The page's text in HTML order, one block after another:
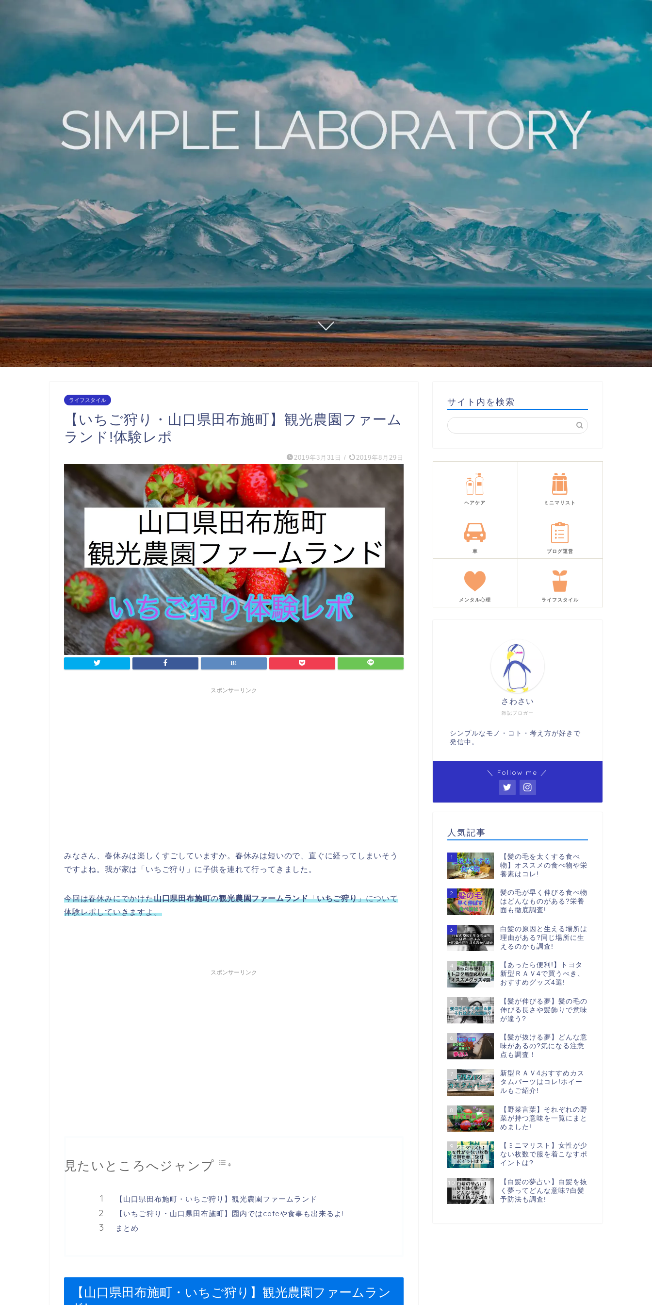
ライフスタイル
【いちご狩り・山口県田布施町】観光農園ファーム
ランド!体験レポ
2019年3月31日 / 2019年8月29日
スポンサーリンク
みなさん、春休みは楽しくすごしていますか。春休みは短いので、直ぐに経ってしまいそう
ですよね。我が家は「いちご狩り」に子供を連れて行ってきました。
今回は春休みにでかけた山口県田布施町の観光農園ファームランド「いちご狩り」について
体験レポしていきますよ。
スポンサーリンク
見たいところへジャンプ
【山口県田布施町・いちご狩り】観光農園ファームランド!
【いちご狩り・山口県田布施町】園内ではcafeや食事も出来るよ!
まとめ
【山口県田布施町・いちご狩り】観光農園ファームラン
サイト内を検索
ヘアケア ミニマリスト
車 ブログ運営
メンタル心理 ライフスタイル
雑記ブロガー
さわさい
シンプルなモノ・コト・考え方が好きで
発信中。
＼ Follow me ／
人気記事
1
【髪の毛を太くする食べ
物】オススメの食べ物や栄
養素はコレ!
2
髪の毛が早く伸びる食べ物
はどんなものがある?栄養
面も徹底調査!
3
白髪の原因と生える場所は
理由がある?同じ場所に生
えるのかも調査!
4
【あったら便利!】トヨタ
新型ＲＡＶ4で買うべき、
おすすめグッズ4選!
5
【髪が伸びる夢】髪の毛の
伸びる長さや髪飾りで意味
が違う?
6
【髪が抜ける夢】どんな意
味があるの?気になる注意
点も調査！
7
新型ＲＡＶ4おすすめカス
タムパーツはコレ!ホイー
ルもご紹介!
8
【野菜言葉】それぞれの野
菜が持つ意味を一覧にまと
めました!
9
【ミニマリスト】女性が少
ない枚数で服を着こなすポ
イントは?
10
【白髪の夢占い】白髪を抜
く夢ってどんな意味?白髪
予防法も調査!